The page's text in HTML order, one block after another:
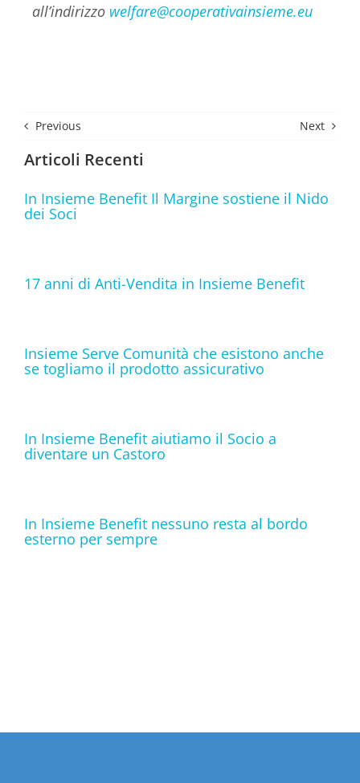
all’indirizzo welfare@cooperativainsieme.eu
Previous Next
Articoli Recenti
In Insieme Benefit Il Margine sostiene il Nido
dei Soci
17 anni di Anti-Vendita in Insieme Benefit
Insieme Serve Comunità che esistono anche
se togliamo il prodotto assicurativo
In Insieme Benefit aiutiamo il Socio a
diventare un Castoro
In Insieme Benefit nessuno resta al bordo
esterno per sempre